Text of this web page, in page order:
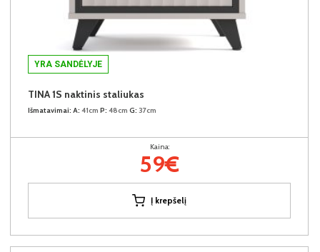
YRA SANDĖLYJE
TINA 1S naktinis staliukas
Išmatavimai: A: 41cm P: 48cm G: 37cm
Kaina:
59€
Į krepšelį